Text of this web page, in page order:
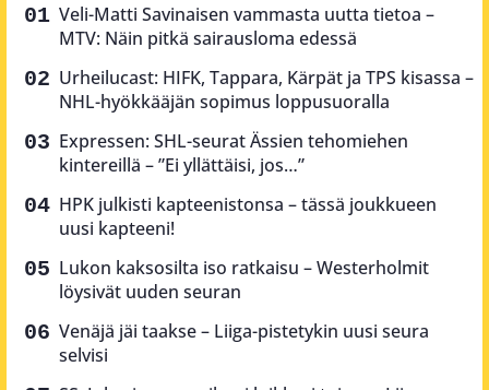
Veli-Matti Savinaisen vammasta uutta tietoa –
MTV: Näin pitkä sairausloma edessä
Urheilucast: HIFK, Tappara, Kärpät ja TPS kisassa –
NHL-hyökkääjän sopimus loppusuoralla
Expressen: SHL-seurat Ässien tehomiehen
kintereillä – ”Ei yllättäisi, jos…”
HPK julkisti kapteenistonsa – tässä joukkueen
uusi kapteeni!
Lukon kaksosilta iso ratkaisu – Westerholmit
löysivät uuden seuran
Venäjä jäi taakse – Liiga-pistetykin uusi seura
selvisi